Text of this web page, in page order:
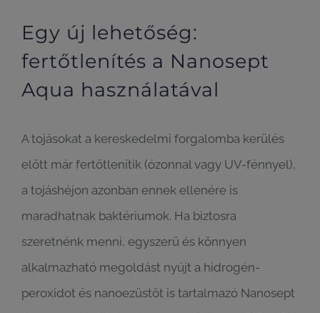
Egy új lehetőség:
fertőtlenítés a Nanosept
Aqua használatával
A tojásokat a kereskedelmi forgalomba kerülés
előtt már fertőtlenítik (ózonnal vagy UV-fénnyel),
a tojáshéjon azonban ennek ellenére is
maradhatnak baktériumok. Ha biztosra
szeretnénk menni, egyszerű és könnyen
alkalmazható megoldást nyújt a hidrogén-
peroxidot és nanoezüstöt is tartalmazó Nanosept